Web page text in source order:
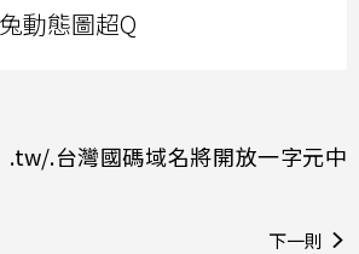
動態圖超Q
.tw/.台灣國碼域名將開放一字元中
下一則